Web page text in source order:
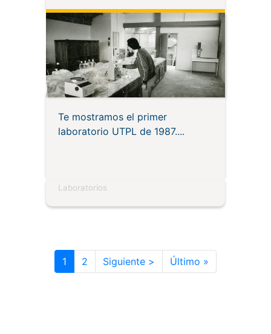
Te mostramos el primer
laboratorio UTPL de 1987.
Laboratorios
Paginación
1 2 Siguiente > Siguiente página
Último »Última página